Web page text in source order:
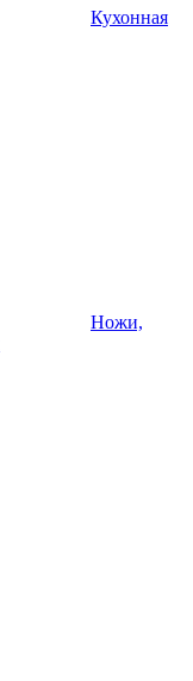
Кухонная
Ножи,